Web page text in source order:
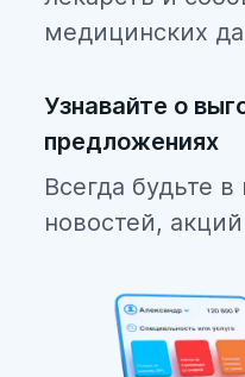
медицинских
Узнавайте о
предложениях
Всегда будьте
новостей,